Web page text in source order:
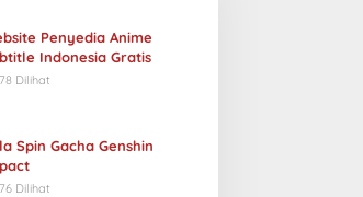
Penyedia Anime
Indonesia Gratis
Dilihat
Spin Gacha Genshin
Dilihat